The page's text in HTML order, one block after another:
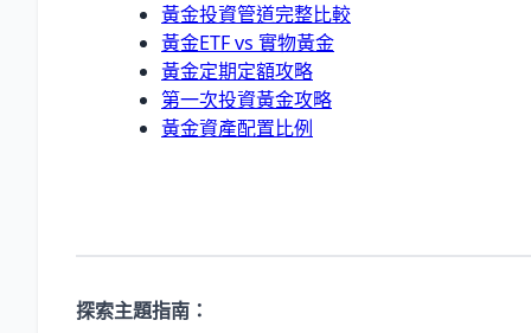
黃金投資管道完整比較
黃金ETF vs 實物黃金
黃金定期定額攻略
第一次投資黃金攻略
黃金資產配置比例
探索主題指南：